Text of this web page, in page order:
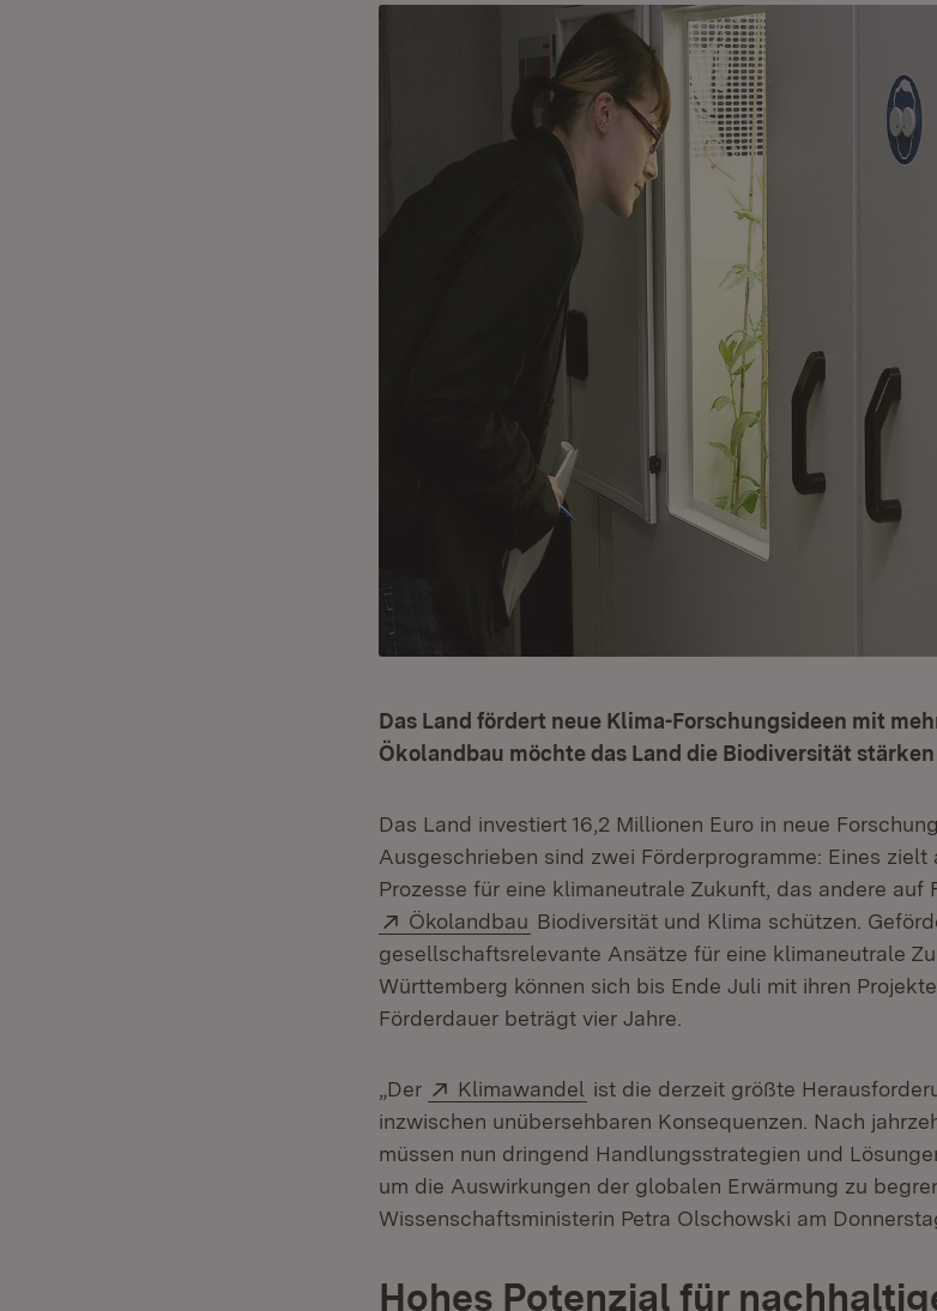
Das Land fördert neue Klima-Forschungsideen mit
Ökolandbau möchte das Land die Biodiversität
Das Land investiert 16,2 Millionen Euro in neue
Ausgeschrieben sind zwei Förderprogramme: Eines
Prozesse für eine klimaneutrale Zukunft, das andere auf
Extern:
Ökolandbau (Öffnet in neuem Fenster)
Biodiversität und Klima schützen.
gesellschaftsrelevante Ansätze für eine klimaneutrale
Württemberg können sich bis Ende Juli mit ihren
Förderdauer beträgt vier Jahre.
„Der Extern:
Klimawandel (Öffnet in neuem Fenster)
ist die derzeit größte
inzwischen unübersehbaren Konsequenzen. Nach
müssen nun dringend Handlungsstrategien und
um die Auswirkungen der globalen Erwärmung zu
Wissenschaftsministerin Petra Olschowski am
Hohes Potenzial für